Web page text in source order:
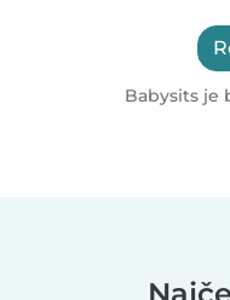
Babysits je